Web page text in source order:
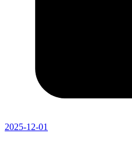
2025-12-01